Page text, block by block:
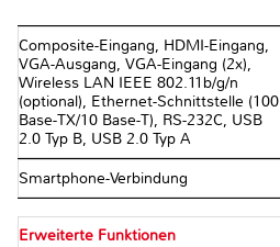
Composite-Eingang, HDMI-Eingang,
VGA-Ausgang, VGA-Eingang (2x),
Wireless LAN IEEE 802.11b/g/n
(optional), Ethernet-Schnittstelle (100
Base-TX/10 Base-T), RS-232C, USB
2.0 Typ B, USB 2.0 Typ A
Smartphone-Verbindung
Erweiterte Funktionen